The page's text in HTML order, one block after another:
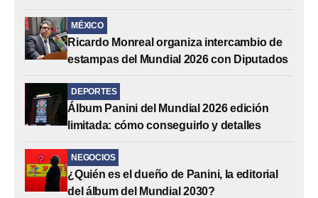
MÉXICO
Ricardo Monreal organiza intercambio de
estampas del Mundial 2026 con Diputados
DEPORTES
Álbum Panini del Mundial 2026 edición
limitada: cómo conseguirlo y detalles
NEGOCIOS
¿Quién es el dueño de Panini, la editorial
del álbum del Mundial 2030?